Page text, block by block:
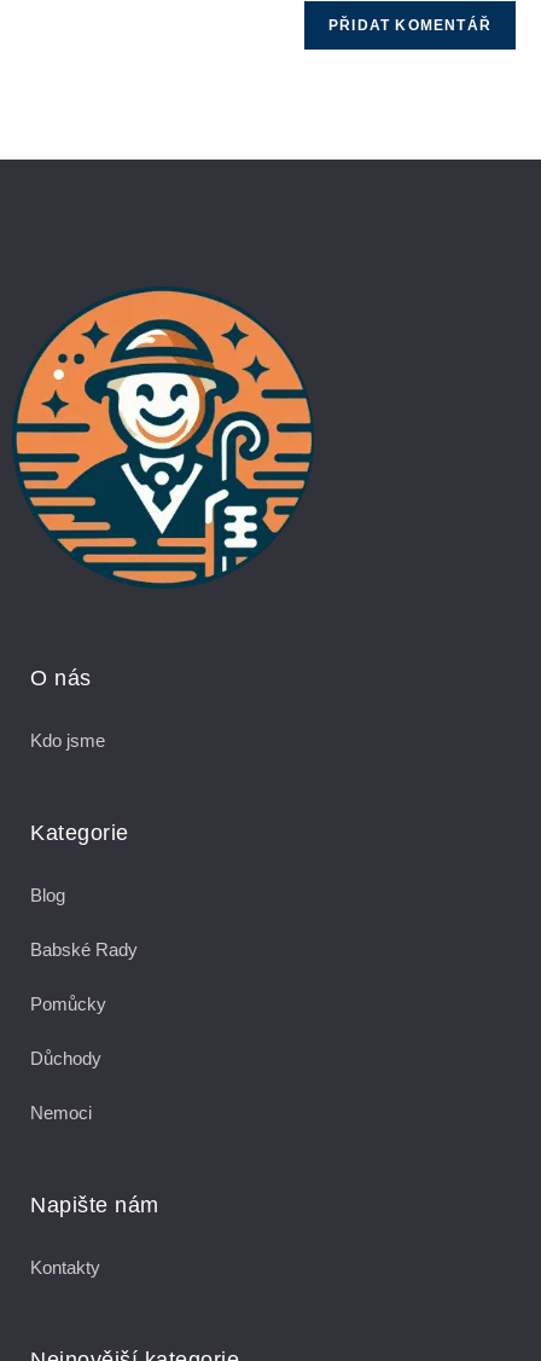
O nás
Kdo jsme
Kategorie
Blog
Babské Rady
Pomůcky
Důchody
Nemoci
Napište nám
Kontakty